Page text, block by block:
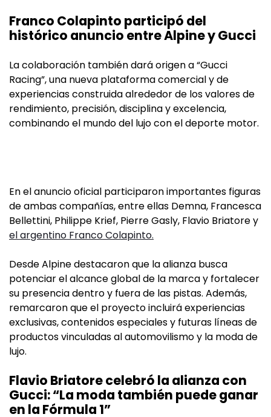
Franco Colapinto participó del
histórico anuncio entre Alpine y Gucci
La colaboración también dará origen a “Gucci
Racing”, una nueva plataforma comercial y de
experiencias construida alrededor de los valores de
rendimiento, precisión, disciplina y excelencia,
combinando el mundo del lujo con el deporte motor.
En el anuncio oficial participaron importantes figuras
de ambas compañías, entre ellas Demna, Francesca
Bellettini, Philippe Krief, Pierre Gasly, Flavio Briatore y
el argentino Franco Colapinto.
Desde Alpine destacaron que la alianza busca
potenciar el alcance global de la marca y fortalecer
su presencia dentro y fuera de las pistas. Además,
remarcaron que el proyecto incluirá experiencias
exclusivas, contenidos especiales y futuras líneas de
productos vinculadas al automovilismo y la moda de
lujo.
Flavio Briatore celebró la alianza con
Gucci: “La moda también puede ganar
en la Fórmula 1”